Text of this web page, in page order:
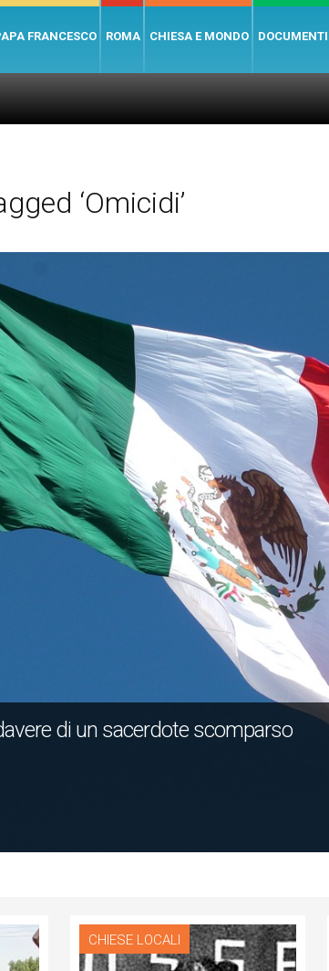
FRANCESCO ROMA CHIESA E MONDO DOCUMENTI
Il
‘omicidi’
di un sacerdote scomparso
CHIESE LOCALI